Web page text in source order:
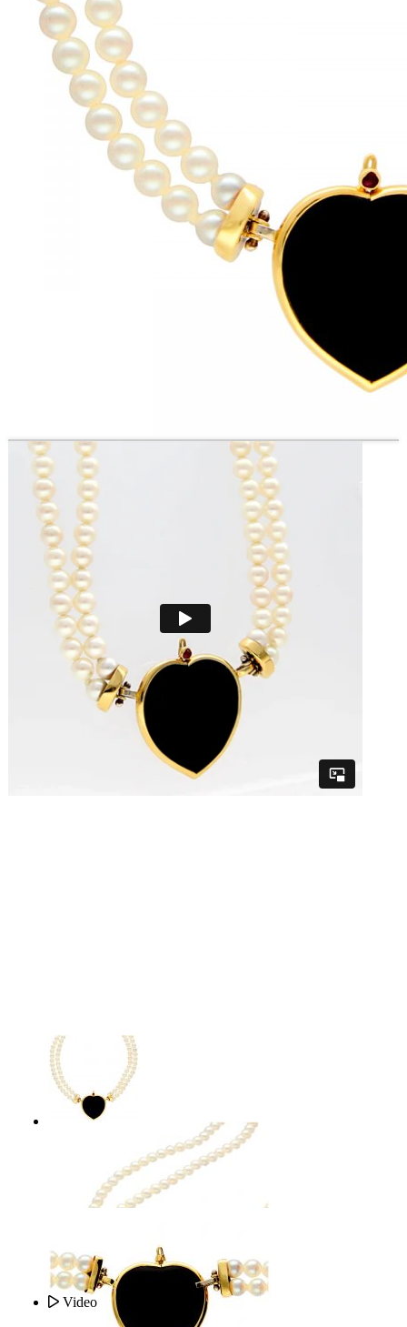
Video